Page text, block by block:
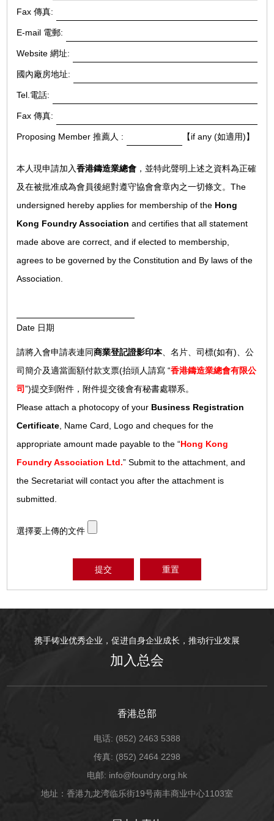
Fax 傳真:
E-mail 電郵:
Website 網址:
國內廠房地址:
Tel.電話:
Fax 傳真:
Proposing Member 推薦人 : 【if any (如適用)】
本人現申請加入香港鑄造業總會 ，並特此聲明上述之資料為正確
及在被批准成為會員後絕對遵守協會會章內之一切條文。The
undersigned hereby applies for membership of the Hong
Kong Foundry Association and certifies that all statement
made above are correct, and if elected to membership,
agrees to be governed by the Constitution and By laws of the
Association.
Date 日期
請將入會申請表連同商業登記證影印本、名片、司標(如有)、公
司簡介及適當面額付款支票(抬頭人請寫 “香港鑄造業總會有限公
司”)提交到附件，附件提交後會有秘書處聯系。
Please attach a photocopy of your Business Registration
Certificate , Name Card, Logo and cheques for the
appropriate amount made payable to the “Hong Kong
Foundry Association Ltd.” Submit to the attachment, and
the Secretariat will contact you after the attachment is
submitted.
選擇要上傳的文件
提交 重置
携手铸业优秀企业，促进自身企业成长，推动行业发展
加入总会
香港总部
电话: (852) 2463 5388
传真: (852) 2464 2298
电邮: info@foundry.org.hk
地址：香港九龙湾临乐街19号南丰商业中心1103室